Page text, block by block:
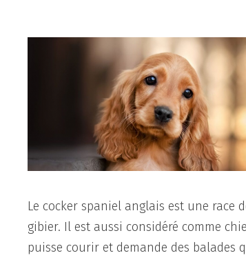
Le cocker spaniel anglais est une race
gibier. Il est aussi considéré comme
puisse courir et demande des balades